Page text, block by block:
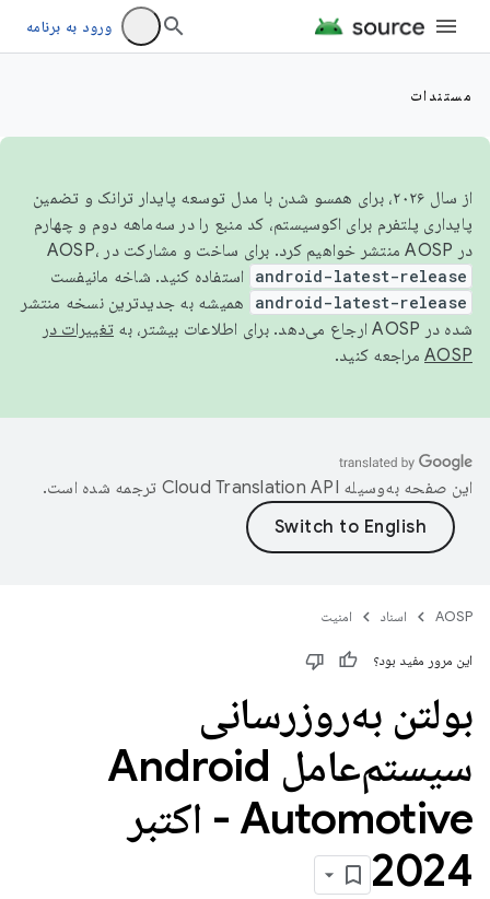
ورود به برنامه
مستندات
از سال ۲۰۲۶، برای همسو شدن با مدل توسعه پایدار ترانک و تضمین
پایداری پلتفرم برای اکوسیستم، کد منبع را در سه‌ماهه دوم و چهارم
در AOSP منتشر خواهیم کرد. برای ساخت و مشارکت در AOSP،
android-latest-release استفاده کنید. شاخه مانیفست
android-latest-release
همیشه به جدیدترین نسخه منتشر
شده در AOSP ارجاع می‌دهد. برای اطلاعات بیشتر، به
تغییرات در
AOSP مراجعه کنید.
این صفحه به‌وسیله ترجمه شده است.
AOSP اسناد امنیت
این مرور مفید بود؟
بولتن به‌روزرسانی
سیستم‌عامل Android
Automotive - اکتبر
2024